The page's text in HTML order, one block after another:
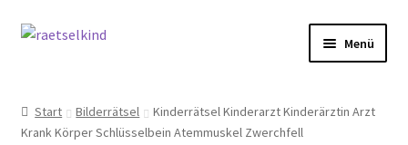
Zur
Zum
Menü
AGB
Start Bilderrätsel
Kinderrätsel Kinderarzt Kinderärztin Arzt
Krank Körper Schlüsselbein Atemmuskel Zwerchfell